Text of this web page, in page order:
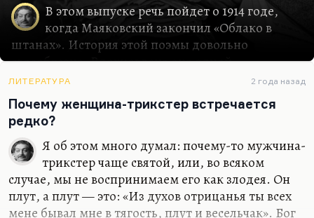
В этом выпуске речь пойдет о 1914 годе,
когда Маяковский закончил «Облако в
штанах». История этой поэмы довольно
своеобразна. Вдохновлена она одной
женщиной, той, о которой впоследствии
Маяковский в поэме-трагедии «Владимир
Маяковский» говорил: «У меня есть Сонечка
сестра!» Впоследствии поэма была резко
переадресован Марии Денисовой, с которой
Маяковский встретился в Одессе. И идея
большой поэмы о любви в результате было уже
вдохновлена довольно трагической историей их
двухдневного романа.
ЛИТЕРАТУРА 2 года назад
Почему женщина-трикстер встречается
редко?
Я об этом много думал: почему-то мужчина-
трикстер чаще святой, или, во всяком
случае, мы не воспринимаем его как злодея. Он
плут, а плут — это: «Из духов отрицанья ты всех
мене бывал мне в тягость, плут и весельчак». Бог